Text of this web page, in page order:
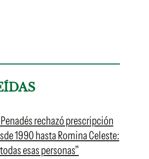
rechazó prescripción
1990 hasta Romina Celeste:
esas personas"